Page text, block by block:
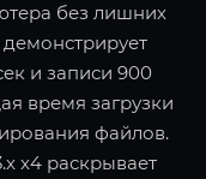
без лишних
демонстрирует
и записи 900
время загрузки
файлов.
x4 раскрывает